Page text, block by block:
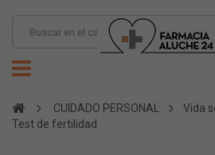
CUIDADO PERSONAL Vida
Test de fertilidad